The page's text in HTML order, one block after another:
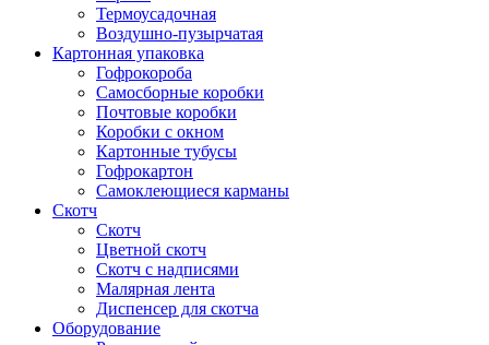
Термоусадочная
Воздушно-пузырчатая
Картонная упаковка
Гофрокороба
Самосборные коробки
Почтовые коробки
Коробки с окном
Картонные тубусы
Гофрокартон
Самоклеющиеся карманы
Скотч
Скотч
Цветной скотч
Скотч с надписями
Малярная лента
Диспенсер для скотча
Оборудование